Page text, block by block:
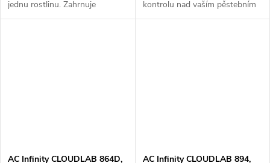
jednu rostlinu. Zahrnuje
inteligentní WiFi ovladač, 100W
kontrolu nad vaším pěstebním
prostředím. Je vyroben z
AC Infinity CLOUDLAB 864D, AC Infinity CLOUDLAB 894,